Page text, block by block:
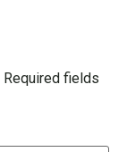
Required fields